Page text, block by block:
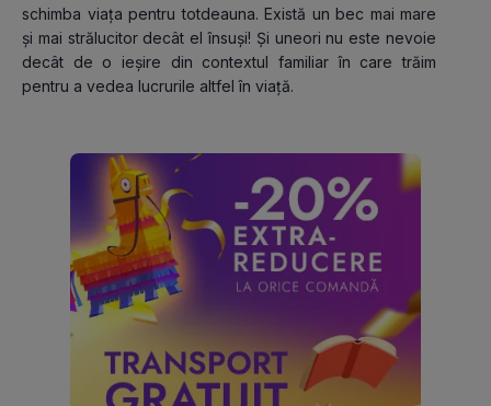
schimba viața pentru totdeauna. Există un bec mai mare
și mai strălucitor decât el însuși! Și uneori nu este nevoie
decât de o ieșire din contextul familiar în care trăim
pentru a vedea lucrurile altfel în viață.